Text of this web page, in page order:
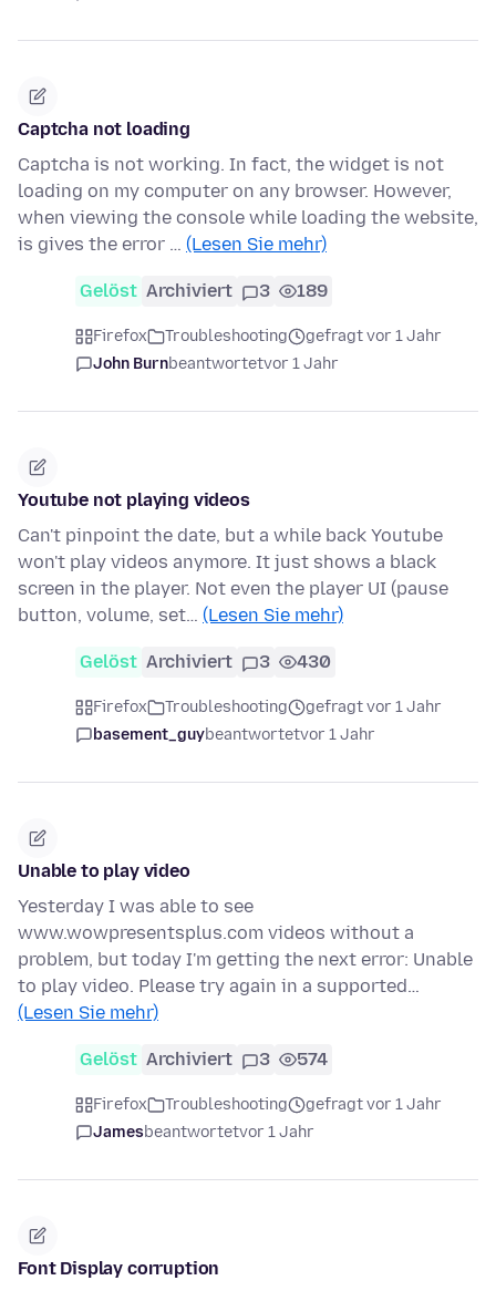
Captcha not loading
Captcha is not working. In fact, the widget is not
loading on my computer on any browser. However,
when viewing the console while loading the website,
is gives the error … (Lesen Sie mehr)
Gelöst Archiviert 3 189
Firefox Troubleshooting
gefragt vor 1 Jahr
John Burnbeantwortetvor 1 Jahr
Youtube not playing videos
Can't pinpoint the date, but a while back Youtube
won't play videos anymore. It just shows a black
screen in the player. Not even the player UI (pause
button, volume, set… (Lesen Sie mehr)
Gelöst Archiviert 3 430
Firefox Troubleshooting
gefragt vor 1 Jahr
basement_guybeantwortetvor 1 Jahr
Unable to play video
Yesterday I was able to see
www.wowpresentsplus.com videos without a
problem, but today I'm getting the next error: Unable
to play video. Please try again in a supported…
(Lesen Sie mehr)
Gelöst Archiviert 3 574
Firefox Troubleshooting
gefragt vor 1 Jahr
Jamesbeantwortetvor 1 Jahr
Font Display corruption